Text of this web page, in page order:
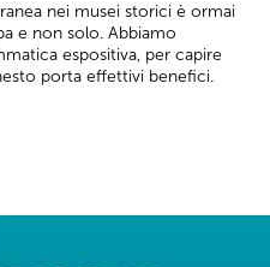
nei musei storici è ormai
e non solo. Abbiamo
espositiva, per capire
porta effettivi benefici.